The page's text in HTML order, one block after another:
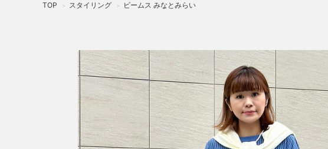
TOP > スタイリング > ビームス みなとみらい